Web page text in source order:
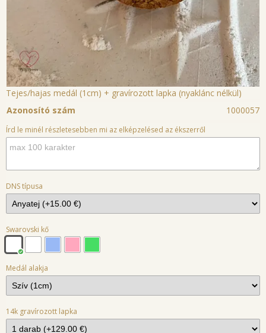
Tejes/hajas medál (1cm) + gravírozott lapka (nyaklánc nélkül)
Azonosító szám
1000057
Írd le minél részletesebben mi az elképzelésed az ékszerről
DNS típusa
Swarovski kő
Medál alakja
14k gravírozott lapka